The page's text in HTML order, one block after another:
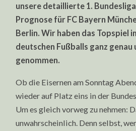
unsere detaillierte 1.
Prognose für FC Bayern
Berlin. Wir haben das Topspiel
deutschen Fußballs ganz genau
genommen.
Ob die Eisernen am Sonntag
wieder auf Platz eins in der
Um es gleich vorweg zu nehmen:
unwahrscheinlich. Denn selbst,